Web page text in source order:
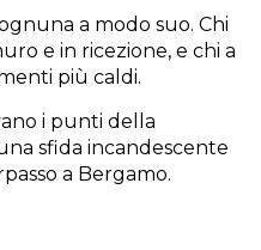
a modo suo. Chi
e in ricezione, e chi a
più caldi.
i punti della
sfida incandescente
a Bergamo.